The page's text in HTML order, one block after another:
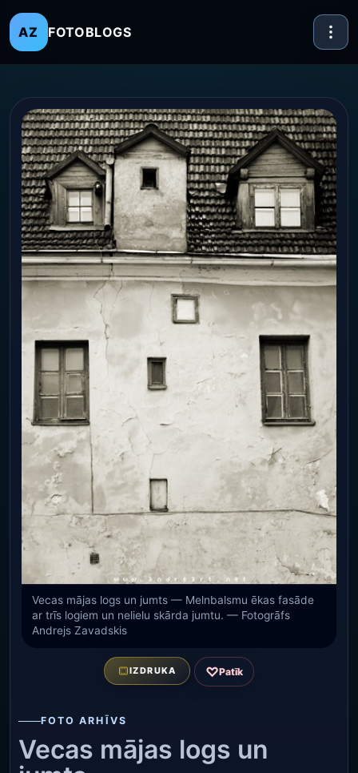
AZ FOTOBLOGS
Vecas mājas logs un jumts — Melnbalsmu ēkas fasāde
ar trīs logiem un nelielu skārda jumtu. — Fotogrāfs
Andrejs Zavadskis
IZDRUKA ♡Patīk
FOTO ARHĪVS
Vecas mājas logs un